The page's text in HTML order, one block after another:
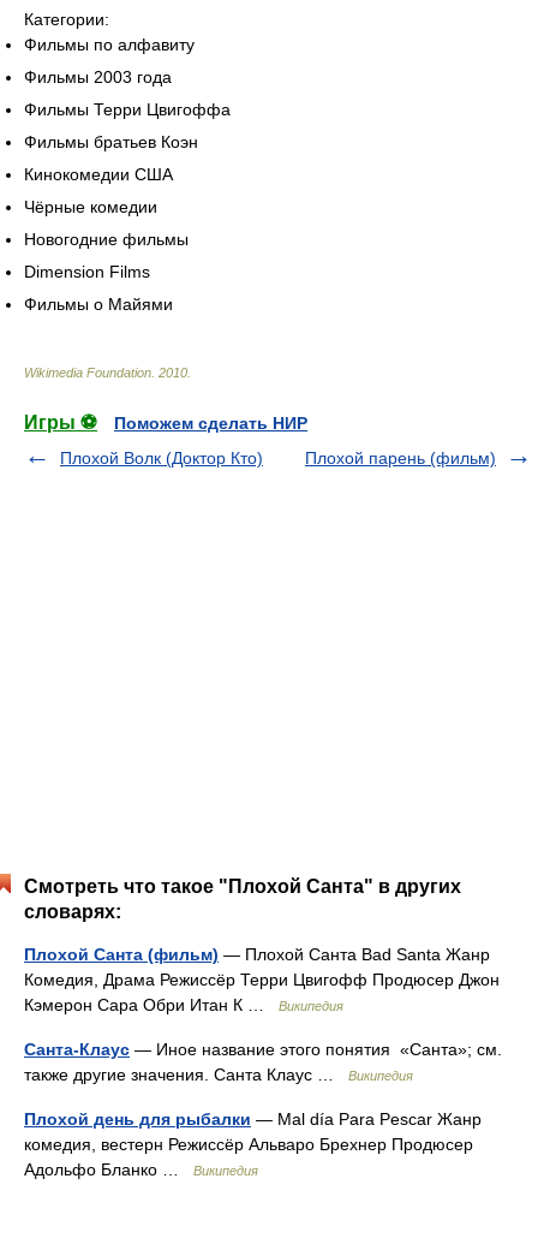
Категории:
Фильмы по алфавиту
Фильмы 2003 года
Фильмы Терри Цвигоффа
Фильмы братьев Коэн
Кинокомедии США
Чёрные комедии
Новогодние фильмы
Dimension Films
Фильмы о Майями
Wikimedia Foundation 2010
Игры ⚽
Поможем сделать НИР
Плохой Волк (Доктор Кто)
Плохой парень (фильм)
Смотреть что такое "Плохой Санта" в других
словарях:
Плохой Санта (фильм) — Плохой Санта Bad Santa Жанр
Комедия, Драма Режиссёр Терри Цвигофф Продюсер Джон
Кэмерон Сара Обри Итан К …
Википедия
Санта-Клаус — Иное название этого понятия «Санта»; см.
также другие значения. Санта Клаус …
Википедия
Плохой день для рыбалки — Mal día Para Pescar Жанр
комедия, вестерн Режиссёр Альваро Брехнер Продюсер
Адольфо Бланко …
Википедия